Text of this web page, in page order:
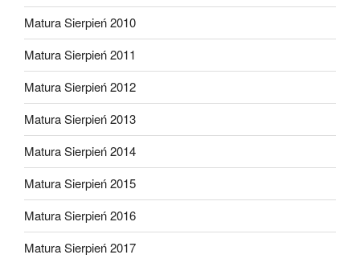
Matura Sierpień 2010
Matura Sierpień 2011
Matura Sierpień 2012
Matura Sierpień 2013
Matura Sierpień 2014
Matura Sierpień 2015
Matura Sierpień 2016
Matura Sierpień 2017